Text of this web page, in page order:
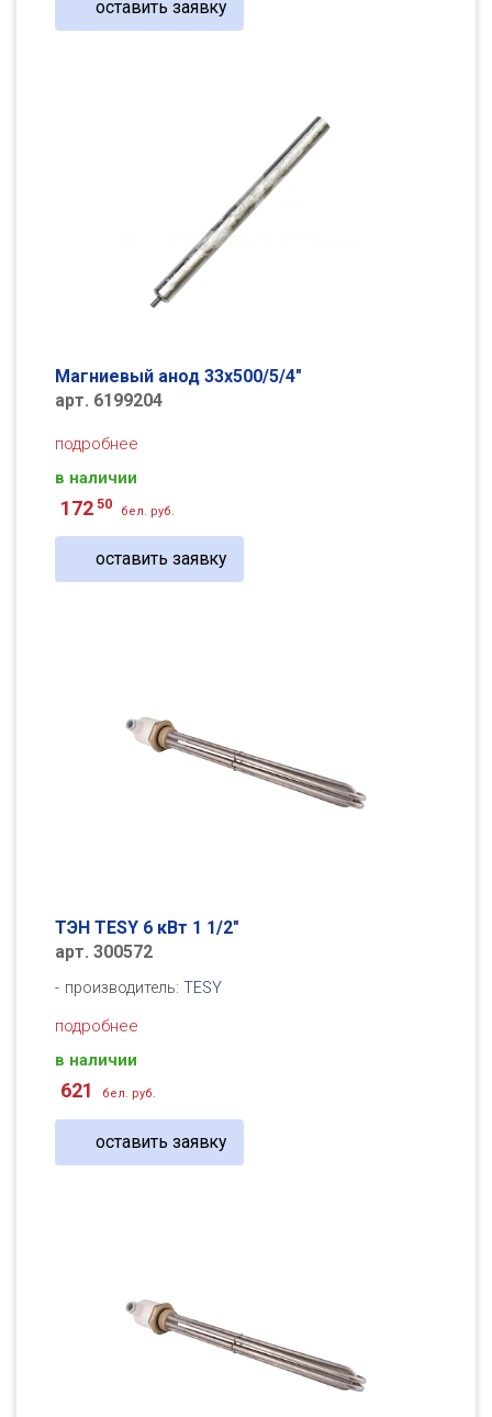
оставить заявку
Магниевый анод 33х500/5/4"
арт. 6199204
подробнее
в наличии
172 50 бел. руб.
оставить заявку
ТЭН TESY 6 кВт 1 1/2"
арт. 300572
производитель: TESY
подробнее
в наличии
621 бел. руб.
оставить заявку